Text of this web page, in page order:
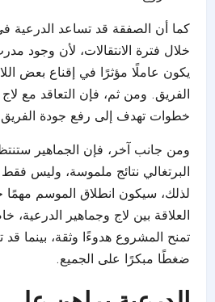
كما أن الصفقة قد تساعد
خلال فترة الانتقالات، لأن وجود
يكون عاملًا مؤثرًا في إقناع بعض
الفريق. ومن ثم، فإن التعاقد مع
خطوات تهدف إلى رفع جودة
ومن جانب آخر، فإن الجماهير
البرتغالي نتائج ملموسة، وليس
لذلك، سيكون انطلاق الموسم مهمًا
العلاقة بين لاج وجماهير الدرعية،
تمنح المشروع هدوءًا وثقة، بينما قد
ضغطًا مبكرًا على الجميع.